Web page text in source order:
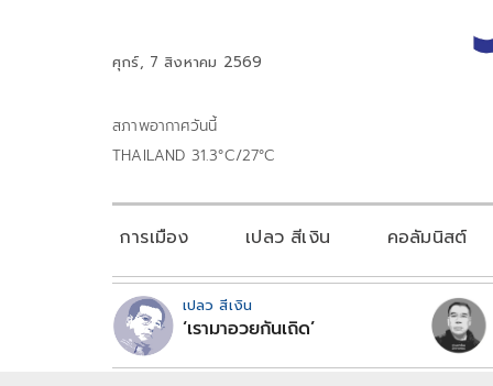
ศุกร์, 7 สิงหาคม 2569
สภาพอากาศวันนี้
THAILAND 31.3°C/27°C
การเมือง เปลว สีเงิน คอลัมนิสต์
เปลว สีเงิน
‘เรามาอวยกันเถิด’